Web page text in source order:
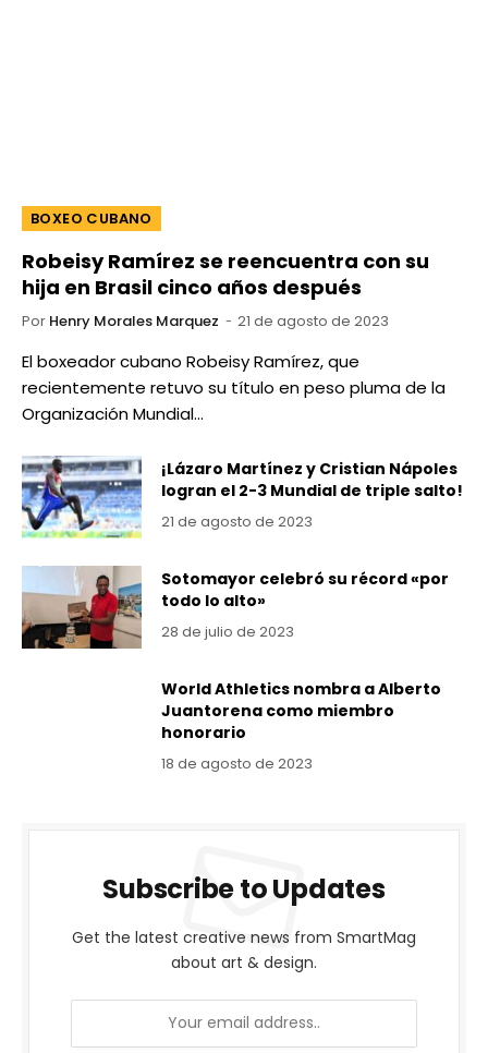
BOXEO CUBANO
Robeisy Ramírez se reencuentra con su
hija en Brasil cinco años después
Por Henry Morales Marquez 21 de agosto de 2023
El boxeador cubano Robeisy Ramírez, que
recientemente retuvo su título en peso pluma de la
Organización Mundial…
¡Lázaro Martínez y Cristian Nápoles
logran el 2-3 Mundial de triple salto!
21 de agosto de 2023
Sotomayor celebró su récord «por
todo lo alto»
28 de julio de 2023
World Athletics nombra a Alberto
Juantorena como miembro
honorario
18 de agosto de 2023
Subscribe to Updates
Get the latest creative news from SmartMag
about art & design.